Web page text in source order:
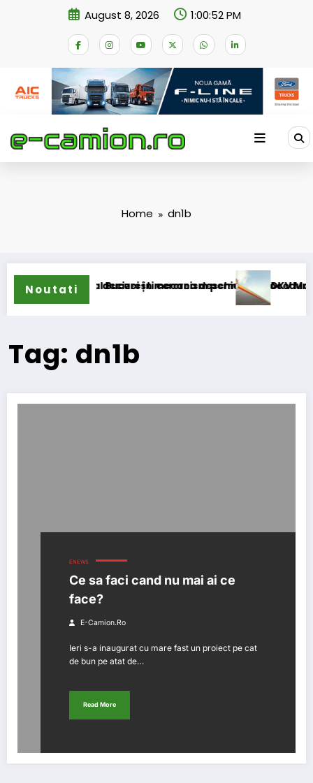
August 8, 2026 1:00:52 PM
Home dn1b
Noutatia accizei în mecanism permanent
la Tribunalul București cererea deschiderii procedurii de
DKV Mobility
Tag: dn1b
ENEWS
Ce sa faci cand nu mai ai ce
face?
E-Camion.ro
Ieri s-a inaugurat cu mare fast un proiect pe cat
de bun pe atat de…
Read More